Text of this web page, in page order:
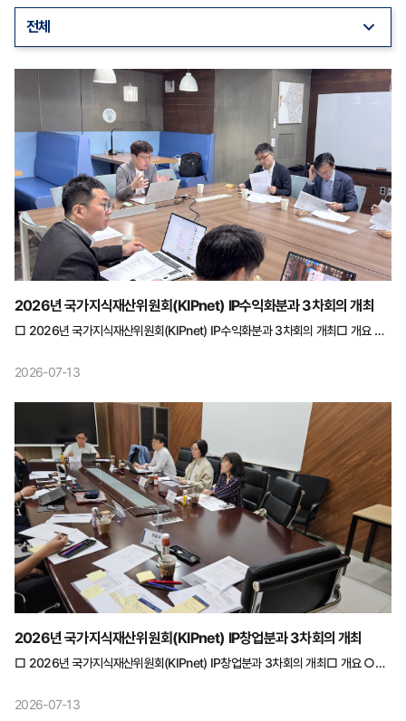
2026년 국가지식재산위원회(KIPnet) IP수익화분과 3차회의 개최
□ 2026년 국가지식재산위원회(KIPnet) IP수익화분과 3차회의 개최□ 개요 ○
지재단(1명) : 이왕석 전문관 - 수행기관(1명) : 이연규 책임연구원 □ 주요
의견교환 ○뮤직카우의 STO 시장에서의 주도권 확보 전략안에 대한 설명
2026-07-13
2026년 국가지식재산위원회(KIPnet) IP창업분과 3차회의 개최
□ 2026년 국가지식재산위원회(KIPnet) IP창업분과 3차회의 개최□ 개요 ○
이라노 활용정책과장, 손래신 사무관 - 수행기관(1명) : 최용묵 수석연구원 □
2026-07-13